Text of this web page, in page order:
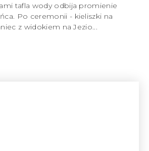
tafla wody odbija promienie
Po ceremonii - kieliszki na
z widokiem na Jezio...